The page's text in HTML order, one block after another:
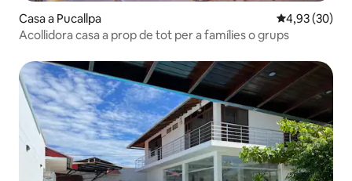
Casa a Pucallpa 4,93 de
4,93 (30)
Acollidora casa a prop de tot per a famílies o grups